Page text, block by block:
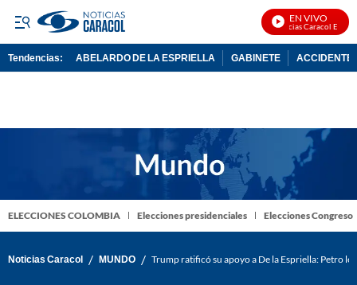
EN VIVO
Noticias Caracol En Vivo
Tendencias: ABELARDO DE LA ESPRIELLA GABINETE ACCIDENTE
ELECCIONES COLOMBIA Elecciones presidenciales Elecciones Congreso
Noticias Caracol / MUNDO / Trump ratificó su apoyo a De la Espriella: Petro